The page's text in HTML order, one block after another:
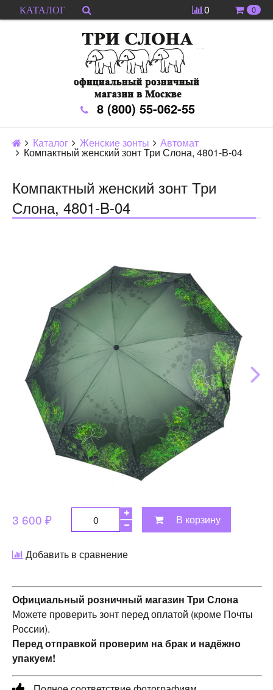
КАТАЛОГ 0 0
8 (800) 55-062-55
Каталог Женские зонты Автомат
Компактный женский зонт Три Слона, 4801-B-04
Компактный женский зонт Три
Слона, 4801-B-04
3 600 ₽ В корзину
Добавить в сравнение
Официальный розничный магазин Три Слона
Можете проверить зонт перед оплатой (кроме Почты
России).
Перед отправкой проверим на брак и надёжно
упакуем!